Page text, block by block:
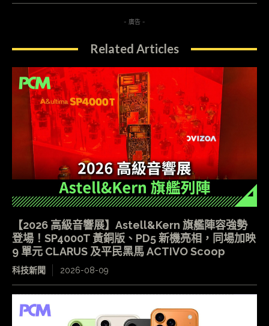
- 廣告 -
Related Articles
【2026 高級音響展】Astell&Kern 旗艦陣容強勢
登場！SP4000T 黃銅版、PD5 新機亮相，同場加映
9 單元 CLARUS 及平民黑馬 ACTIVO Scoop
科技新聞 2026-08-09